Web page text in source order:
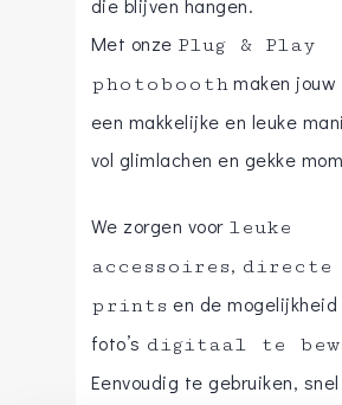
Met onze Plug & Play
photobooth maken
een makkelijke en leuke
vol glimlachen en gekke
We zorgen voor leuke
accessoires, directe
prints en de mogelijkheid
foto’s digitaal te
Eenvoudig te gebruiken,